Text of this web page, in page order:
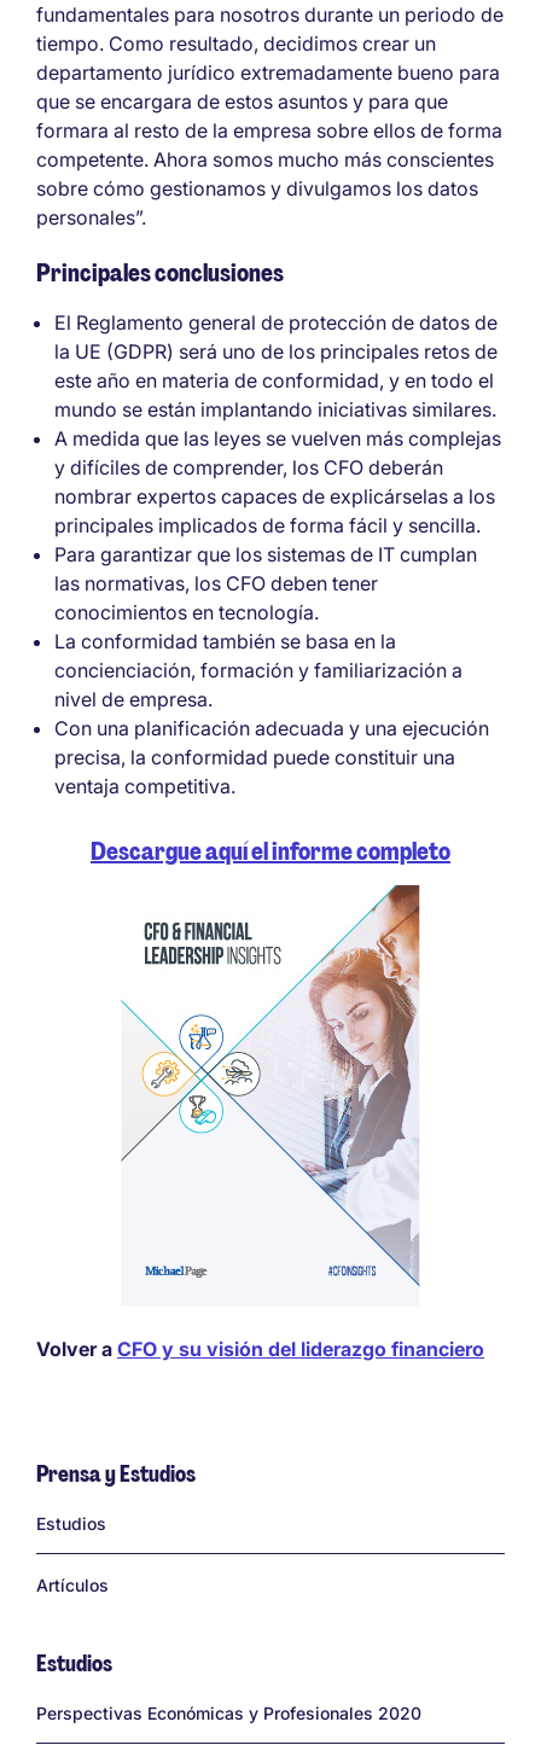
fundamentales para nosotros durante un periodo de
tiempo. Como resultado, decidimos crear un
departamento jurídico extremadamente bueno para
que se encargara de estos asuntos y para que
formara al resto de la empresa sobre ellos de forma
competente. Ahora somos mucho más conscientes
sobre cómo gestionamos y divulgamos los datos
personales”.
Principales conclusiones
El Reglamento general de protección de datos de
la UE (GDPR) será uno de los principales retos de
este año en materia de conformidad, y en todo el
mundo se están implantando iniciativas similares.
A medida que las leyes se vuelven más complejas
y difíciles de comprender, los CFO deberán
nombrar expertos capaces de explicárselas a los
principales implicados de forma fácil y sencilla.
Para garantizar que los sistemas de IT cumplan
las normativas, los CFO deben tener
conocimientos en tecnología.
La conformidad también se basa en la
concienciación, formación y familiarización a
nivel de empresa.
Con una planificación adecuada y una ejecución
precisa, la conformidad puede constituir una
ventaja competitiva.
Descargue aquí el informe completo
Volver a CFO y su visión del liderazgo financiero
Prensa y Estudios
Estudios
Artículos
Estudios
Perspectivas Económicas y Profesionales 2020